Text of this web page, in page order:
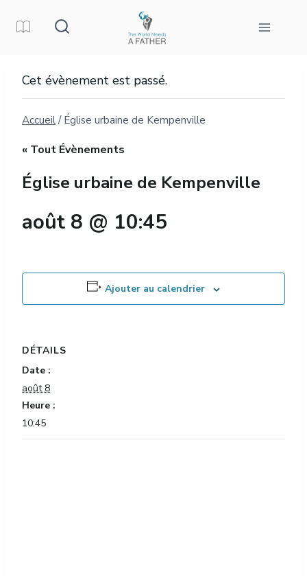
Cet évènement est passé.
Accueil / Église urbaine de Kempenville
« Tout Évènements
Église urbaine de Kempenville
août 8 @ 10:45
Ajouter au calendrier
DÉTAILS
Date :
août 8
Heure :
10:45